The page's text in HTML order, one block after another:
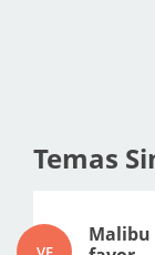
Temas
Malibu